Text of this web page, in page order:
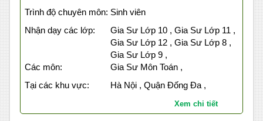
Trình độ chuyên môn: Sinh viên
Nhận dạy các lớp:
Gia Sư Lớp 10 , Gia Sư Lớp 11 ,
Gia Sư Lớp 12 , Gia Sư Lớp 8 ,
Gia Sư Lớp 9 ,
Các môn:
Gia Sư Môn Toán ,
Tại các khu vực:
Hà Nội , Quận Đống Đa ,
Xem chi tiết